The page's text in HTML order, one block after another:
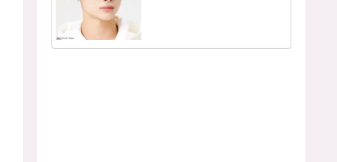
「客観的な視点で自分を見